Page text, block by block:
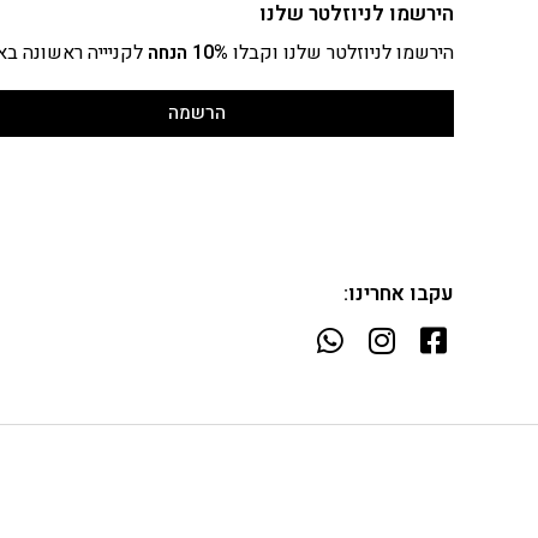
הירשמו לניוזלטר שלנו
הירשמו לניוזלטר שלנו וקבלו 10% הנחה לקניייה ראשונה
הרשמה
עקבו אחרינו: